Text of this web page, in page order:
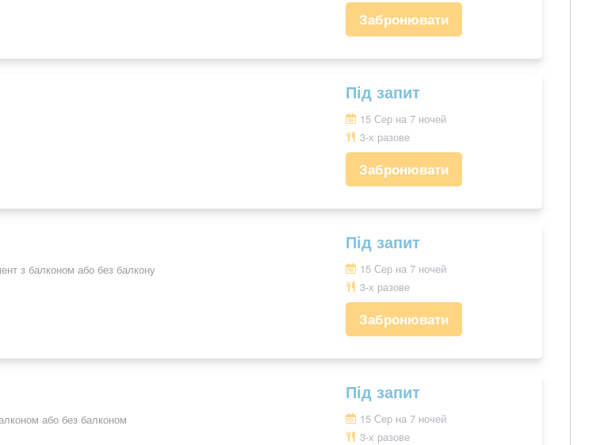
Забронювати
Під запит
15 Сер на 7 ночей
3-х разове
Забронювати
з балконом або без балкону
Під запит
15 Сер на 7 ночей
3-х разове
Забронювати
або без балконом
Під запит
15 Сер на 7 ночей
3-х разове